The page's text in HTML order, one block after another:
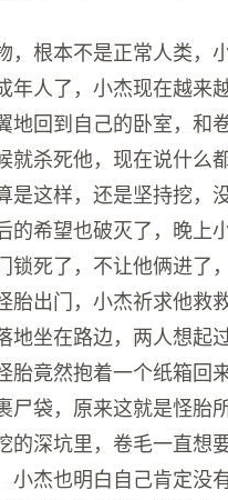
，根本不是正常人类，
年人了，小杰现在越来
地回到自己的卧室，和
就杀死他，现在说什么
是这样，还是坚持挖，
的希望也破灭了，晚上
锁死了，不让他俩进了
胎出门，小杰祈求他救
地坐在路边，两人想起
胎竟然抱着一个纸箱回
尸袋，原来这就是怪胎
的深坑里，卷毛一直想
小杰也明白自己肯定没